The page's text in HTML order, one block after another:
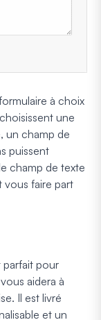
à choix
une
un champ de
puissent
champ de texte
vous faire part
parfait pour
aidera à
Il est livré
et un